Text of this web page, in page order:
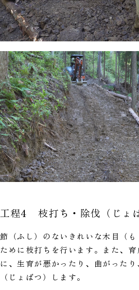
工程4 枝打ち・除伐（じょば
節（ふし）のないきれいな木目（
ために枝打ちを行います。また、
に、生育が悪かったり、曲がった
（じょばつ）します。